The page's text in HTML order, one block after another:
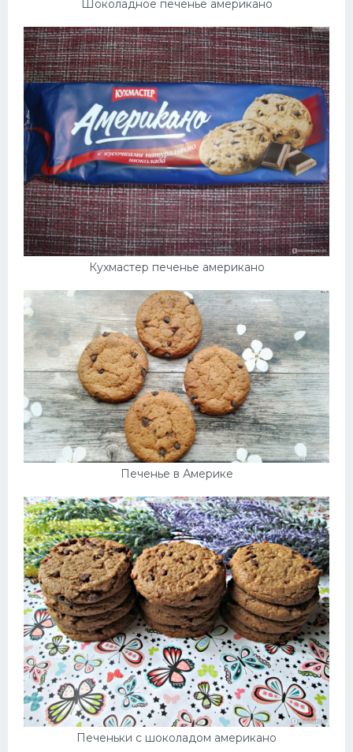
Шоколадное печенье американо
Кухмастер печенье американо
Печенье в Америке
Печеньки с шоколадом американо